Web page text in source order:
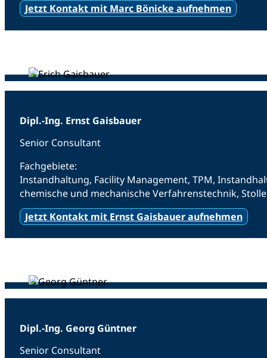
Jetzt Kontakt mit Marc Bönicke aufnehmen
Dipl.-Ing. Ernst Gaisbauer
Senior Consultant
Fachgebiete:
Instandhaltung, Facility Management, TPM,
chemische und mechanische Verfahrenstechnik,
Jetzt Kontakt mit Ernst Gaisbauer aufnehmen
Dipl.-Ing. Georg Güntner
Senior Consultant